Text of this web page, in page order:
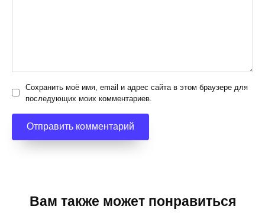
Сохранить моё имя, email и адрес сайта в этом браузере для
последующих моих комментариев.
Вам также может понравиться